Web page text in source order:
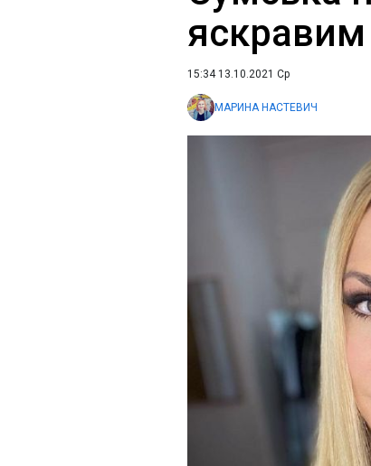
15:34 13.10.2021 Ср
МАРИНА НАСТЕВИЧ